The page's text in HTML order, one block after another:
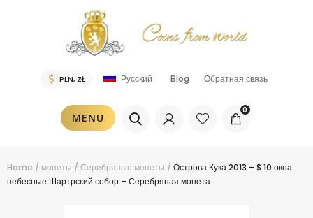
Русский Blog Обратная связь
MENU
0
Home / монеты / Серебряные монеты / Острова Кука 2013 – $ 10 окна
небесные Шартрский собор – Серебряная монета